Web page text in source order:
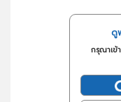
ดู
กรุณาเข้